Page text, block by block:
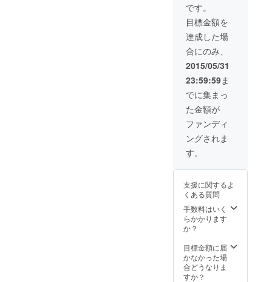
少の漏
れが
あって
もご容
赦くだ
さい。
国内法
規に
従った
表記を
付け、
はちみ
つの説
たしま
ご協力
者のお
名前と
金額を
銘板に
バング
ラデ
シュの
NGO、
定）で
郵送致
しま
す。 ※
ただ
し、現
地での
包装な
ので多
少の漏
れが
あって
もご容
国内法
従った
表記を
付け、
はちみ
つの説
添付い
たしま
す。 ■
エクス
です。
目標金額を
達成した場
合にのみ、
2015/05/31
23:59:59ま
でに集まっ
た金額が
ファンディ
ングされま
す。
支援に関するよ
くある質問
手数料はいく
らかかります
か？
目標金額に届
かなかった場
合どうなりま
すか？